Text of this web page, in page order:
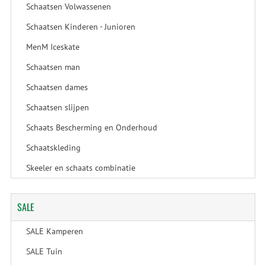
Schaatsen Volwassenen
Schaatsen Kinderen - Junioren
MenM Iceskate
Schaatsen man
Schaatsen dames
Schaatsen slijpen
Schaats Bescherming en Onderhoud
Schaatskleding
Skeeler en schaats combinatie
SALE
SALE Kamperen
SALE Tuin